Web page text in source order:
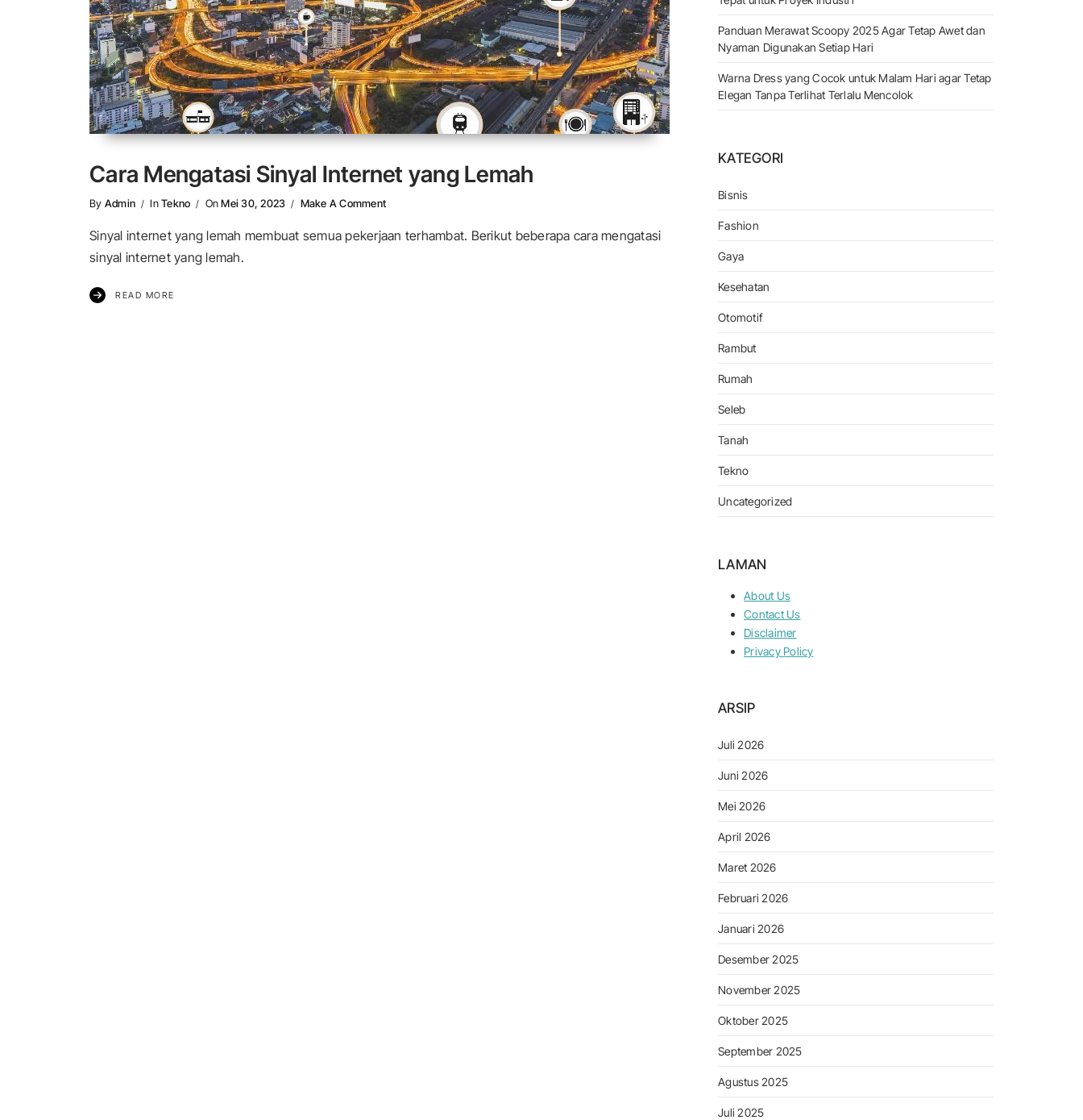
Cara Mengatasi Sinyal Internet yang Lemah
By Admin InTekno OnMei 30, 2023 Make A CommentOn Cara Mengatasi Sinyal Internet Yang Lemah
Sinyal internet yang lemah membuat semua pekerjaan terhambat. Berikut beberapa cara mengatasi
sinyal internet yang lemah.
READ MORE
Panduan Merawat Scoopy 2025 Agar Tetap Awet dan
Nyaman Digunakan Setiap Hari
Warna Dress yang Cocok untuk Malam Hari agar Tetap
Elegan Tanpa Terlihat Terlalu Mencolok
KATEGORI
Bisnis
Fashion
Gaya
Kesehatan
Otomotif
Rambut
Rumah
Seleb
Tanah
Tekno
Uncategorized
LAMAN
About Us
Contact Us
Disclaimer
Privacy Policy
ARSIP
Juli 2026
Juni 2026
Mei 2026
April 2026
Maret 2026
Februari 2026
Januari 2026
Desember 2025
November 2025
Oktober 2025
September 2025
Agustus 2025
Juli 2025